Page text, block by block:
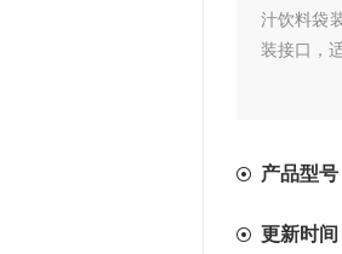
汁饮料袋
装接口，
产品型
更新时间